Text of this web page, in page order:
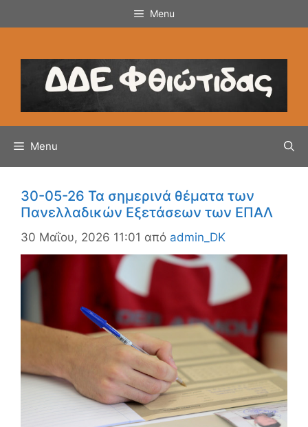
σε
Menu
Menu
30-05-26 Τα σημερινά θέματα των
Πανελλαδικών Εξετάσεων των ΕΠΑΛ
30 Μαΐου, 2026 11:01 από admin_DK